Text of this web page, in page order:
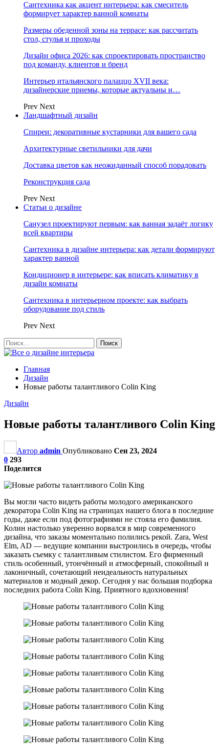
Сантехника как акцент интерьера: как смеситель
формирует характер ванной комнаты
Размеры обеденной зоны на террасе: как рассчитать
стол, стулья и проходы
Дизайн офиса 2026: как спроектировать пространство
под команду, клиентов и бренд
Интерьер итальянского палаццо XVII века:
дизайнерские приемы, которые актуальны и…
Prev Next
Ландшафтный дизайн
Спиреи: декоративные кустарники для вашего сада
Архитектурные светильники для дачи
Доставка цветов как неожиданный способ порадовать
Реконструкция сада
Prev Next
Статьи о дизайне
Санузел проектируют первым: как ванная задаёт логику
всей квартиры
Сантехника в дизайне интерьера: как детали формируют
характер ванной
Кондиционер в интерьере: как вписать климатику в
дизайн комнаты
Сантехника в интерьерном проекте: как выбрать
оборудование под стиль
Prev Next
Главная
Дизайн
Новые работы талантливого Colin King
Дизайн
Новые работы талантливого Colin King
Автор admin Опубликовано Сен 23, 2024
0 293
Поделится
Вы могли часто видеть работы молодого американского
декоратора Colin King на страницах нашего блога в последние
годы, даже если под фотографиями не стояла его фамилия.
Колин настолько уверенно ворвался в мир современного
дизайна, что заказы моментально полились рекой. Zara, West
Elm, AD — ведущие компании выстроились в очередь, чтобы
заказать съемку с талантливым стилистом. Его фирменный
стиль особенный, утончённый и атмосферный, спокойный и
лаконичный, сочетающий неидеальность натуральных
материалов и модный декор. Сегодня у нас большая подборка
последних работа Colin King. Приятного вдохновения!